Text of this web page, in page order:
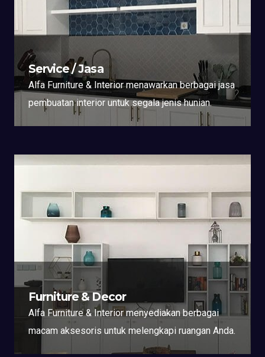
Service / Jasa
Alfa Furniture & Interior menawarkan berbagai jasa
pembuatan interior untuk segala jenis hunian.
Furniture & Decor
Alfa Furniture & Interior menyediakan berbagai
macam aksesoris untuk melengkapi ruangan Anda.